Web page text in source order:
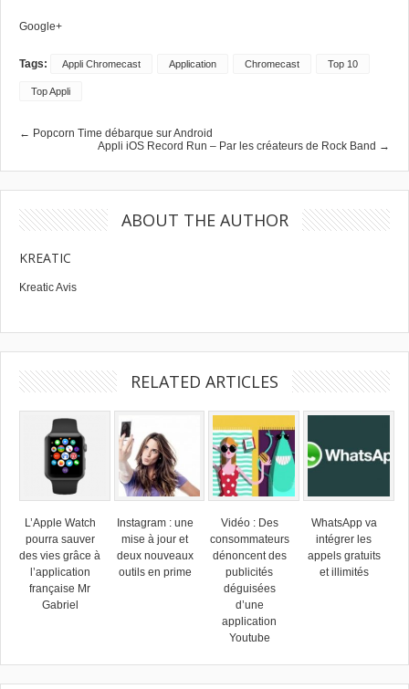
Google+
Tags: Appli Chromecast Application Chromecast Top 10
Top Appli
← Popcorn Time débarque sur Android
Appli iOS Record Run – Par les créateurs de Rock Band →
ABOUT THE AUTHOR
KREATIC
Kreatic Avis
RELATED ARTICLES
L’Apple Watch
pourra sauver
des vies grâce à
l’application
française Mr
Gabriel
Instagram : une
mise à jour et
deux nouveaux
outils en prime
Vidéo : Des
consommateurs
dénoncent des
publicités
déguisées
d’une
application
Youtube
WhatsApp va
intégrer les
appels gratuits
et illimités